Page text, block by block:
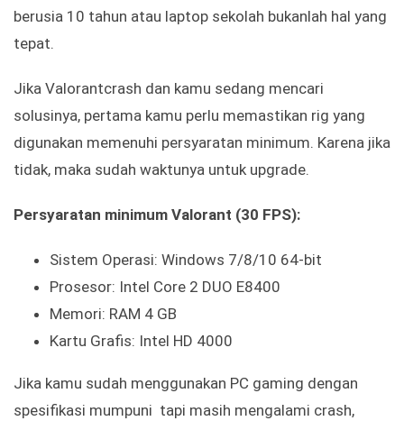
berusia 10 tahun atau laptop sekolah bukanlah hal yang
tepat.
Jika Valorantcrash dan kamu sedang mencari
solusinya, pertama kamu perlu memastikan rig yang
digunakan memenuhi persyaratan minimum. Karena jika
tidak, maka sudah waktunya untuk upgrade.
Persyaratan minimum Valorant (30 FPS):
Sistem Operasi: Windows 7/8/10 64-bit
Prosesor: Intel Core 2 DUO E8400
Memori: RAM 4 GB
Kartu Grafis: Intel HD 4000
Jika kamu sudah menggunakan PC gaming dengan
spesifikasi mumpuni tapi masih mengalami crash,